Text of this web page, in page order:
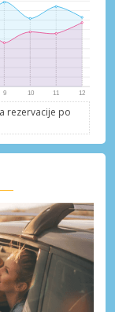
naših
rezervacije po